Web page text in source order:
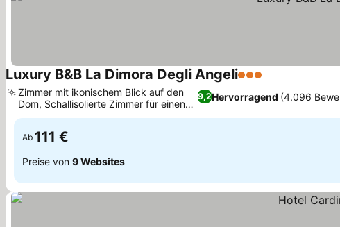
Luxury B&B La Dimora Degli Angeli3 Sterne
9,2Hervorragend (4.096
Zimmer mit ikonischem Blick auf den
Dom, Schallisolierte Zimmer für einen
ruhigen Aufenthalt
Ab 111 €
Preise von 9 Websites